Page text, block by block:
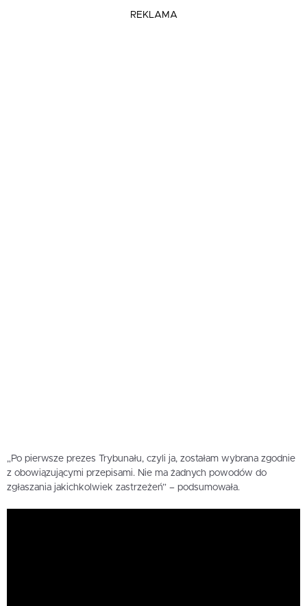
REKLAMA
„Po pierwsze prezes Trybunału, czyli ja, zostałam wybrana zgodnie
z obowiązującymi przepisami. Nie ma żadnych powodów do
zgłaszania jakichkolwiek zastrzeżeń” – podsumowała.